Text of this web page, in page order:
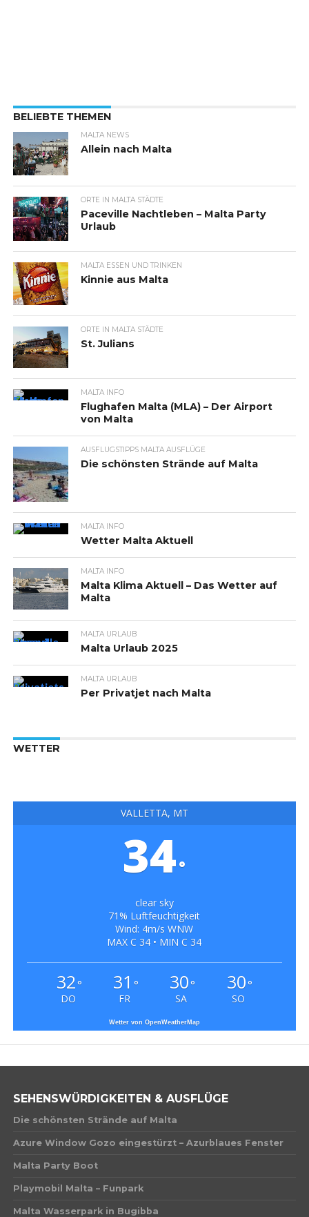
BELIEBTE THEMEN
MALTA NEWS
Allein nach Malta
ORTE IN MALTA STÄDTE
Paceville Nachtleben – Malta Party
Urlaub
MALTA ESSEN UND TRINKEN
Kinnie aus Malta
ORTE IN MALTA STÄDTE
St. Julians
MALTA INFO
Flughafen Malta (MLA) – Der Airport
von Malta
AUSFLUGSTIPPS MALTA AUSFLÜGE
Die schönsten Strände auf Malta
MALTA INFO
Wetter Malta Aktuell
MALTA INFO
Malta Klima Aktuell – Das Wetter auf
Malta
MALTA URLAUB
Malta Urlaub 2025
MALTA URLAUB
Per Privatjet nach Malta
WETTER
VALLETTA, MT
34°
clear sky
71% Luftfeuchtigkeit
Wind: 4m/s WNW
MAX C 34 • MIN C 34
32°
DO
31 °
FR
30°
SA
30°
SO
Wetter von OpenWeatherMap
SEHENSWÜRDIGKEITEN & AUSFLÜGE
Die schönsten Strände auf Malta
Azure Window Gozo eingestürzt – Azurblaues Fenster
Malta Party Boot
Playmobil Malta – Funpark
Malta Wasserpark in Bugibba